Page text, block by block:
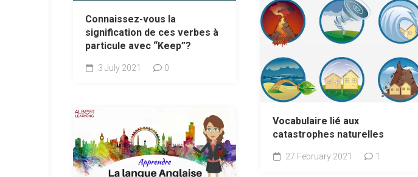
Connaissez-vous la
signification de ces verbes à
particule avec “Keep”?
3 July 2021 0
Vocabulaire lié aux
catastrophes naturelles
27 February 2021 1